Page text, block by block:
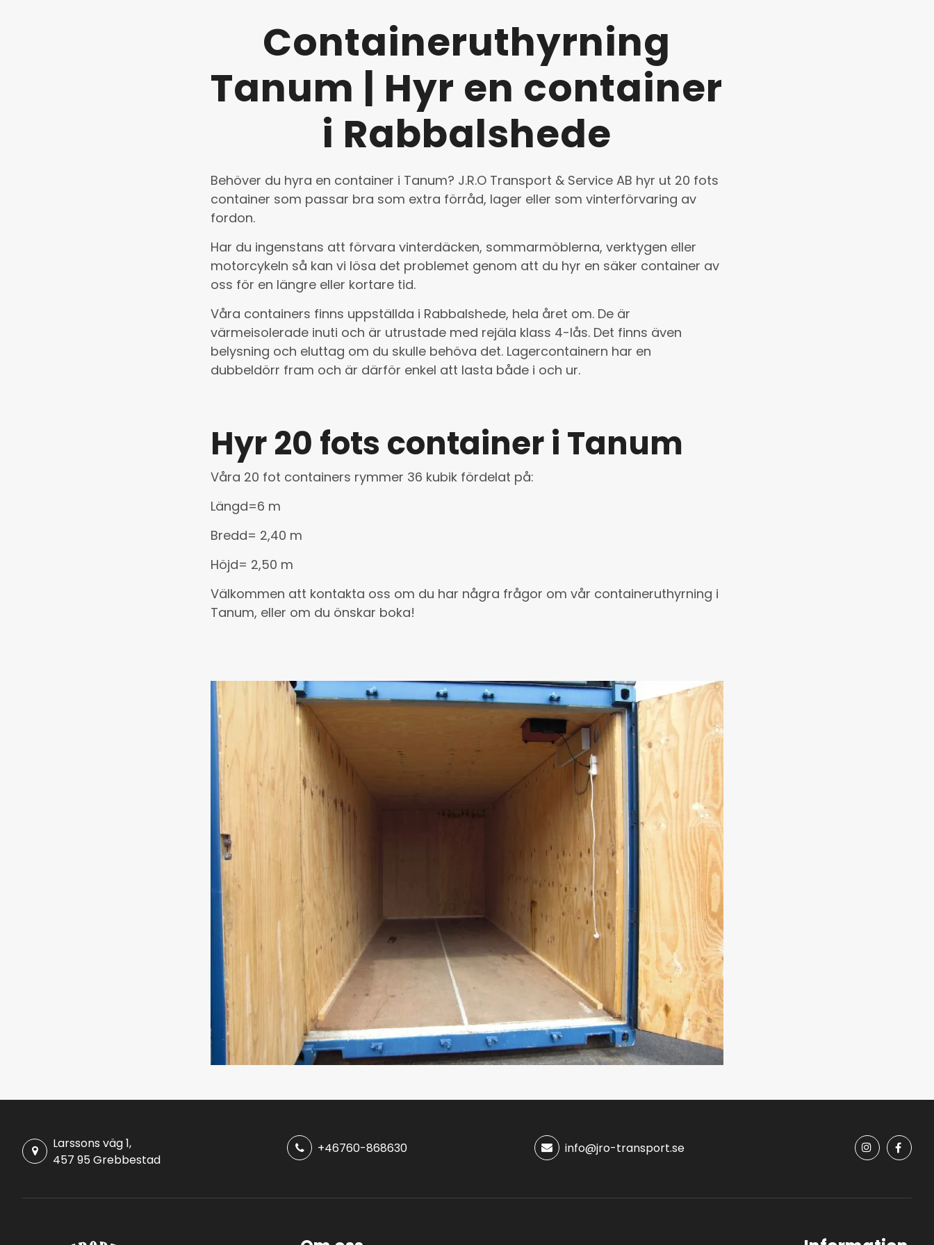
Containeruthyrning
Tanum | Hyr en container
i Rabbalshede
Behöver du hyra en container i Tanum? J.R.O Transport & Service AB hyr ut 20 fots
container som passar bra som extra förråd, lager eller som vinterförvaring av
fordon.
Har du ingenstans att förvara vinterdäcken, sommarmöblerna, verktygen eller
motorcykeln så kan vi lösa det problemet genom att du hyr en säker container av
oss för en längre eller kortare tid.
Våra containers finns uppställda i Rabbalshede, hela året om. De är
värmeisolerade inuti och är utrustade med rejäla klass 4-lås. Det finns även
belysning och eluttag om du skulle behöva det. Lagercontainern har en
dubbeldörr fram och är därför enkel att lasta både i och ur.
Hyr 20 fots container i Tanum
Våra 20 fot containers rymmer 36 kubik fördelat på:
Längd=6 m
Bredd= 2,40 m
Höjd= 2,50 m
Välkommen att kontakta oss om du har några frågor om vår containeruthyrning i
Tanum, eller om du önskar boka!
Larssons väg 1,
457 95 Grebbestad
+46760-868630 info@jro-transport.se